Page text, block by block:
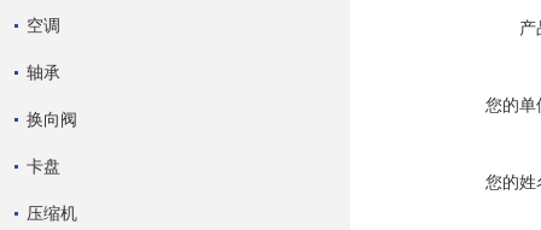
空调
轴承
换向阀
卡盘
压缩机
产
您的单
您的姓